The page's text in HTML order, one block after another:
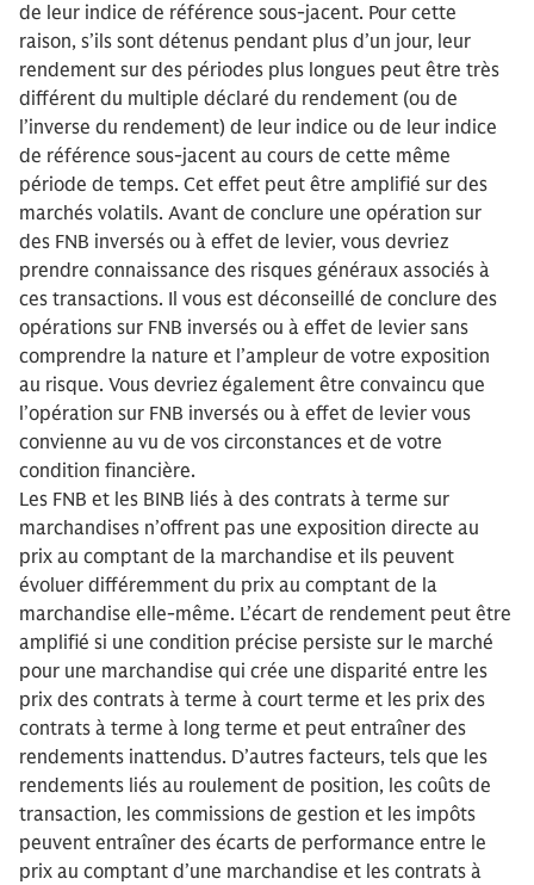
de leur indice de référence sous-jacent. Pour cette
raison, s’ils sont détenus pendant plus d’un jour, leur
rendement sur des périodes plus longues peut être très
différent du multiple déclaré du rendement (ou de
l’inverse du rendement) de leur indice ou de leur indice
de référence sous-jacent au cours de cette même
période de temps. Cet effet peut être amplifié sur des
marchés volatils. Avant de conclure une opération sur
des FNB inversés ou à effet de levier, vous devriez
prendre connaissance des risques généraux associés à
ces transactions. Il vous est déconseillé de conclure des
opérations sur FNB inversés ou à effet de levier sans
comprendre la nature et l’ampleur de votre exposition
au risque. Vous devriez également être convaincu que
l’opération sur FNB inversés ou à effet de levier vous
convienne au vu de vos circonstances et de votre
condition financière.
Les FNB et les BINB liés à des contrats à terme sur
marchandises n’offrent pas une exposition directe au
prix au comptant de la marchandise et ils peuvent
évoluer différemment du prix au comptant de la
marchandise elle-même. L’écart de rendement peut être
amplifié si une condition précise persiste sur le marché
pour une marchandise qui crée une disparité entre les
prix des contrats à terme à court terme et les prix des
contrats à terme à long terme et peut entraîner des
rendements inattendus. D’autres facteurs, tels que les
rendements liés au roulement de position, les coûts de
transaction, les commissions de gestion et les impôts
peuvent entraîner des écarts de performance entre le
prix au comptant d’une marchandise et les contrats à